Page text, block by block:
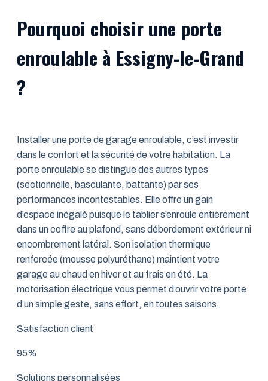
Pourquoi choisir une porte
enroulable à Essigny-le-Grand
?
Installer une porte de garage enroulable, c’est investir
dans le confort et la sécurité de votre habitation. La
porte enroulable se distingue des autres types
(sectionnelle, basculante, battante) par ses
performances incontestables. Elle offre un gain
d’espace inégalé puisque le tablier s’enroule entièrement
dans un coffre au plafond, sans débordement extérieur ni
encombrement latéral. Son isolation thermique
renforcée (mousse polyuréthane) maintient votre
garage au chaud en hiver et au frais en été. La
motorisation électrique vous permet d’ouvrir votre porte
d’un simple geste, sans effort, en toutes saisons.
Satisfaction client
95%
Solutions personnalisées